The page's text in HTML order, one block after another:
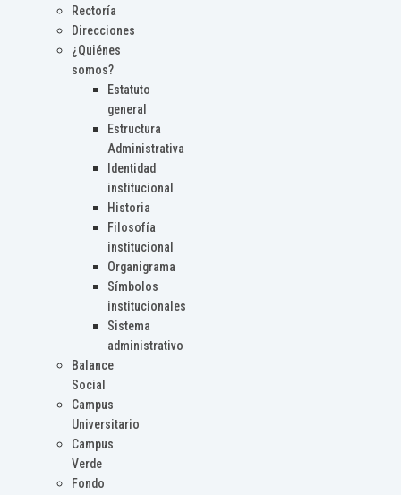
Rectoría
Direcciones
¿Quiénes
somos?
Estatuto
general
Estructura
Administrativa
Identidad
institucional
Historia
Filosofía
institucional
Organigrama
Símbolos
institucionales
Sistema
administrativo
Balance
Social
Campus
Universitario
Campus
Verde
Fondo